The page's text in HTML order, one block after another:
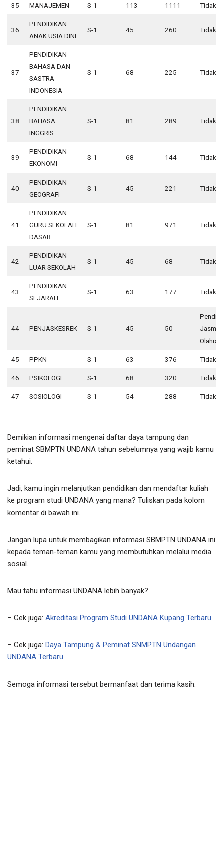
35 MANAJEMEN S-1 113 1111 Tidak
36
PENDIDIKAN
ANAK USIA DINI
S-1 45 260 Tidak
37
PENDIDIKAN
BAHASA DAN
SASTRA
INDONESIA
S-1 68 225 Tidak
38
PENDIDIKAN
BAHASA
INGGRIS
S-1 81 289 Tidak
39
PENDIDIKAN
EKONOMI
S-1 68 144 Tidak
40
PENDIDIKAN
GEOGRAFI
S-1 45 221 Tidak
41
PENDIDIKAN
GURU SEKOLAH
DASAR
S-1 81 971 Tidak
42
PENDIDIKAN
LUAR SEKOLAH
S-1 45 68 Tidak
43
PENDIDIKAN
SEJARAH
S-1 63 177 Tidak
44 PENJASKESREK S-1 45 50
45 PPKN S-1 63 376 Tidak
46 PSIKOLOGI S-1 68 320 Tidak
47 SOSIOLOGI S-1 54 288 Tidak
Demikian informasi mengenai daftar daya tampung dan
peminat SBMPTN UNDANA tahun sebelumnya yang wajib kamu
ketahui.
Jadi, kamu ingin melanjutkan pendidikan dan mendaftar kuliah
ke program studi UNDANA yang mana? Tuliskan pada kolom
komentar di bawah ini.
Jangan lupa untuk membagikan informasi SBMPTN UNDANA ini
kepada teman-teman kamu yang membutuhkan melalui media
sosial.
Mau tahu informasi UNDANA lebih banyak?
– Cek juga: Akreditasi Program Studi UNDANA Kupang Terbaru
– Cek juga: Daya Tampung & Peminat SNMPTN Undangan
UNDANA Terbaru
Semoga informasi tersebut bermanfaat dan terima kasih.